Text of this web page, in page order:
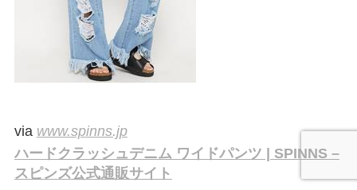
via www.spinns.jp
ハードクラッシュデニム ワイドパンツ | SPINNS –
スピンズ公式通販サイト